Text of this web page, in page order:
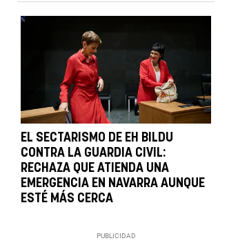
EL SECTARISMO DE EH BILDU
CONTRA LA GUARDIA CIVIL:
RECHAZA QUE ATIENDA UNA
EMERGENCIA EN NAVARRA AUNQUE
ESTÉ MÁS CERCA